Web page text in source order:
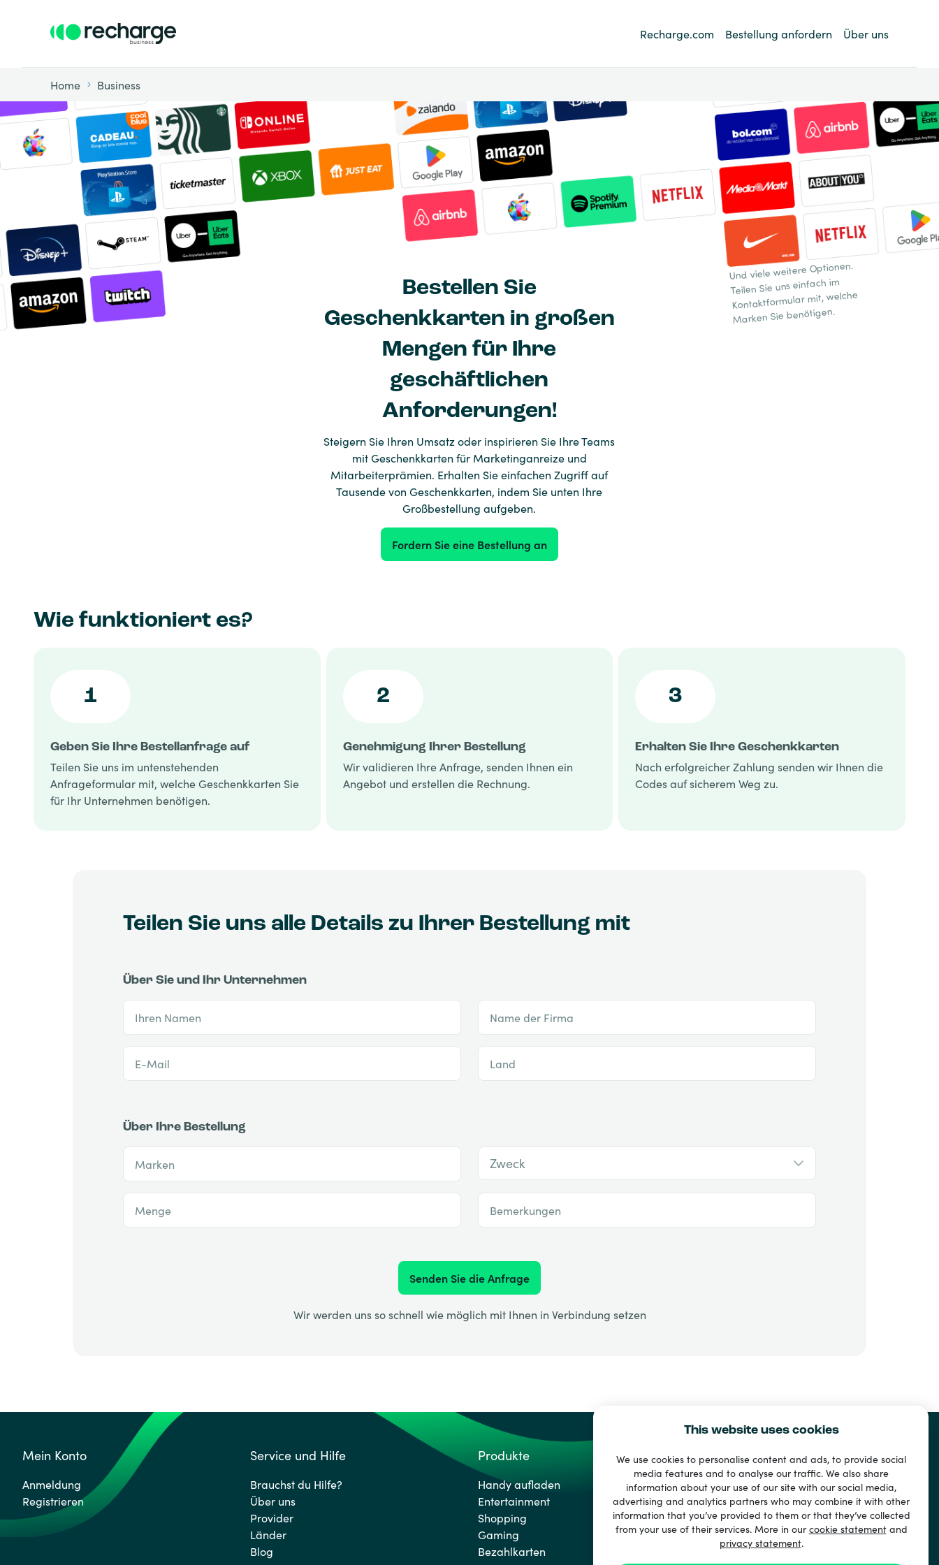
This website uses cookies
We use cookies to personalise content and ads, to provide social
media features and to analyse our traffic. We also share
information about your use of our site with our social media,
advertising and analytics partners who may combine it with other
information that you’ve provided to them or that they’ve collected
from your use of their services. More in ourcookie statementand
privacy statement.
Recharge.com Bestellung anfordern Über uns
Home Business
Bestellen Sie
Geschenkkarten in großen
Mengen für Ihre
geschäftlichen
Anforderungen!
Steigern Sie Ihren Umsatz oder inspirieren Sie Ihre Teams
mit Geschenkkarten für Marketinganreize und
Mitarbeiterprämien. Erhalten Sie einfachen Zugriff auf
Tausende von Geschenkkarten, indem Sie unten Ihre
Großbestellung aufgeben.
Fordern Sie eine Bestellung an
Und viele weitere Optionen.
Teilen Sie uns einfach im
Kontaktformular mit, welche
Marken Sie benötigen.
Wie funktioniert es?
1
Geben Sie Ihre Bestellanfrage auf
Teilen Sie uns im untenstehenden
Anfrageformular mit, welche Geschenkkarten Sie
für Ihr Unternehmen benötigen.
2
Genehmigung Ihrer Bestellung
Wir validieren Ihre Anfrage, senden Ihnen ein
Angebot und erstellen die Rechnung.
3
Erhalten Sie Ihre Geschenkkarten
Nach erfolgreicher Zahlung senden wir Ihnen die
Codes auf sicherem Weg zu.
Teilen Sie uns alle Details zu Ihrer Bestellung mit
Über Sie und Ihr Unternehmen
Ihren Namen Name der Firma
E-Mail Land
Über Ihre Bestellung
Marken Zweck
Menge Bemerkungen
Senden Sie die Anfrage
Wir werden uns so schnell wie möglich mit Ihnen in Verbindung setzen
Mein Konto
Anmeldung
Registrieren
Service und Hilfe
Brauchst du Hilfe?
Über uns
Provider
Länder
Blog
Produkte
Handy aufladen
Entertainment
Shopping
Gaming
Bezahlkarten